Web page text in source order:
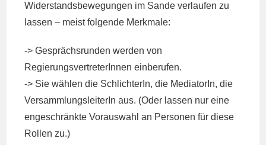
Widerstandsbewegungen im Sande verlaufen zu
lassen – meist folgende Merkmale:
-> Gesprächsrunden werden von
RegierungsvertreterInnen einberufen.
-> Sie wählen die SchlichterIn, die MediatorIn, die
VersammlungsleiterIn aus. (Oder lassen nur eine
engeschränkte Vorauswahl an Personen für diese
Rollen zu.)